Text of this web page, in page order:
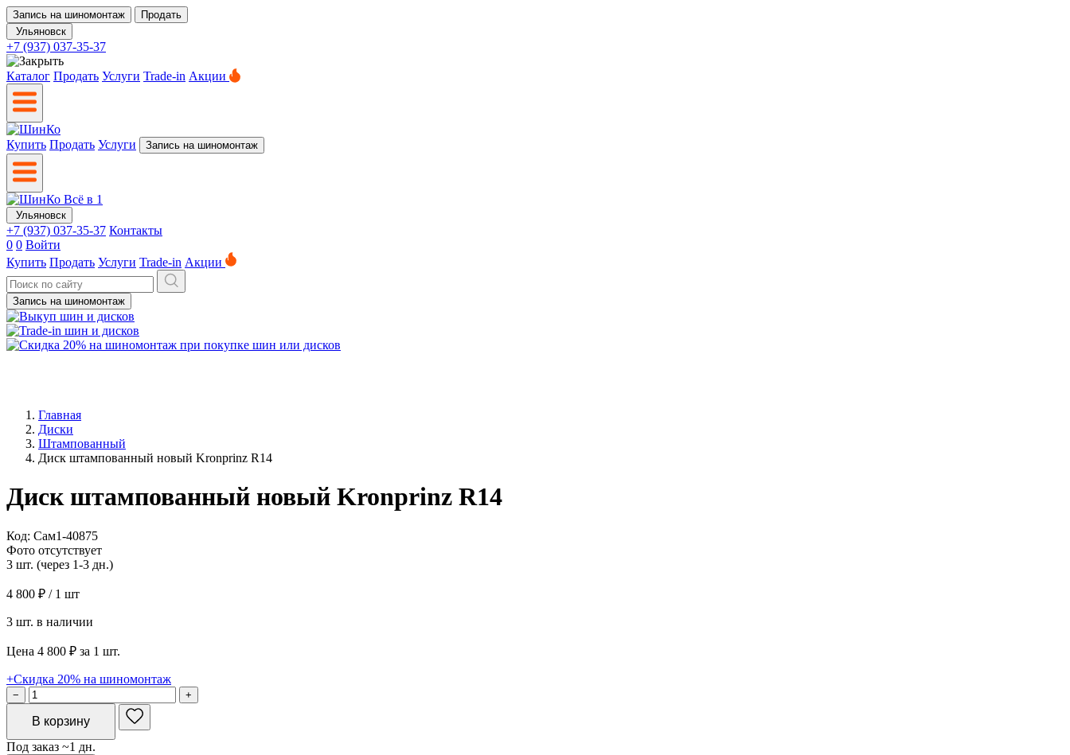
Запись на шиномонтаж
Продать
Ульяновск
+7 (937) 037-35-37
Каталог Продать Услуги Trade-in Акции
Купить Продать Услуги Запись на шиномонтаж
Ульяновск
+7 (937) 037-35-37 Контакты
0 0 Войти
Купить Продать Услуги Trade-in Акции
Запись на шиномонтаж
Главная
Диски
Штампованный
Диск штампованный новый Kronprinz R14
Диск штампованный новый Kronprinz R14
Код: Сам1-40875
Фото отсутствует
3 шт. (через 1-3 дн.)
4 800 ₽ / 1 шт
3 шт. в наличии
Цена 4 800 ₽ за 1 шт.
+Скидка 20% на шиномонтаж
− +
В корзину
Под заказ ~1 дн.